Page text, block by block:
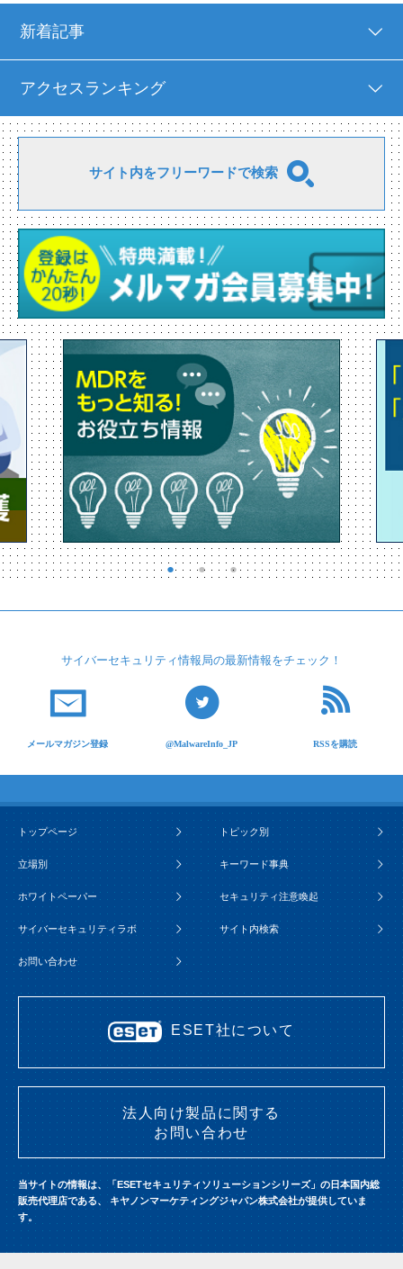
新着記事
アクセスランキング
サイト内をフリーワードで検索
サイバーセキュリティ情報局の最新情報をチェック！
メールマガジン登録 @MalwareInfo_JP RSSを購読
トップページ トピック別
立場別 キーワード事典
ホワイトペーパー セキュリティ注意喚起
サイバーセキュリティラボ サイト内検索
お問い合わせ
ESET社について
法人向け製品に関する
お問い合わせ
当サイトの情報は、「ESETセキュリティソリューションシリーズ」の日本国内総
販売代理店である、 キヤノンマーケティングジャパン株式会社が提供していま
す。